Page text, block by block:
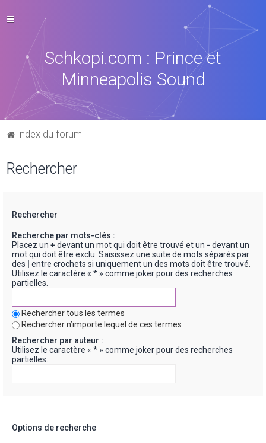
Schkopi.com : Prince et
Minneapolis Sound
Index du forum
Rechercher
Rechercher
Recherche par mots-clés :
Placez un + devant un mot qui doit être trouvé et un - devant un
mot qui doit être exclu. Saisissez une suite de mots séparés par
des
entre crochets si uniquement un des mots doit être trouvé.
Utilisez le caractère « * » comme joker pour des recherches
partielles.
Rechercher tous les termes
Rechercher n’importe lequel de ces termes
Rechercher par auteur :
Utilisez le caractère « * » comme joker pour des recherches
partielles.
Options de recherche